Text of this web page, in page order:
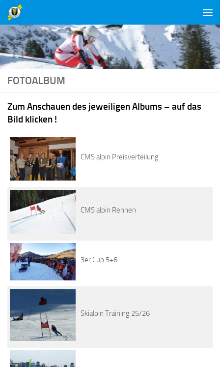
Unter dem Inhalt
FOTOALBUM
Zum Anschauen des jeweiligen Albums – auf das
Bild klicken !
CMS alpin Preisverteilung
CMS alpin Rennen
3er Cup 5+6
Skialpin Training 25/26